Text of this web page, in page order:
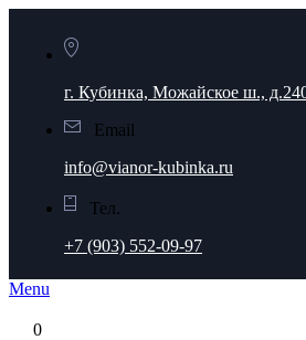
г. Кубинка, Можайское ш.,
Email
info@vianor-kubinka.ru
Тел.
+7 (903) 552-09-97
Menu
0